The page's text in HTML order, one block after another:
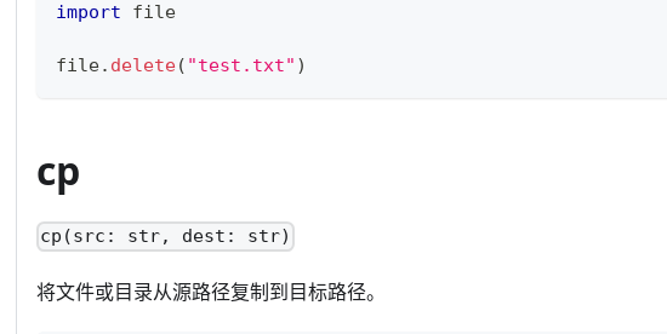
import file
file. delete( "test.txt" )
cp
cp(src: str, dest: str)
将文件或目录从源路径复制到目标路径。